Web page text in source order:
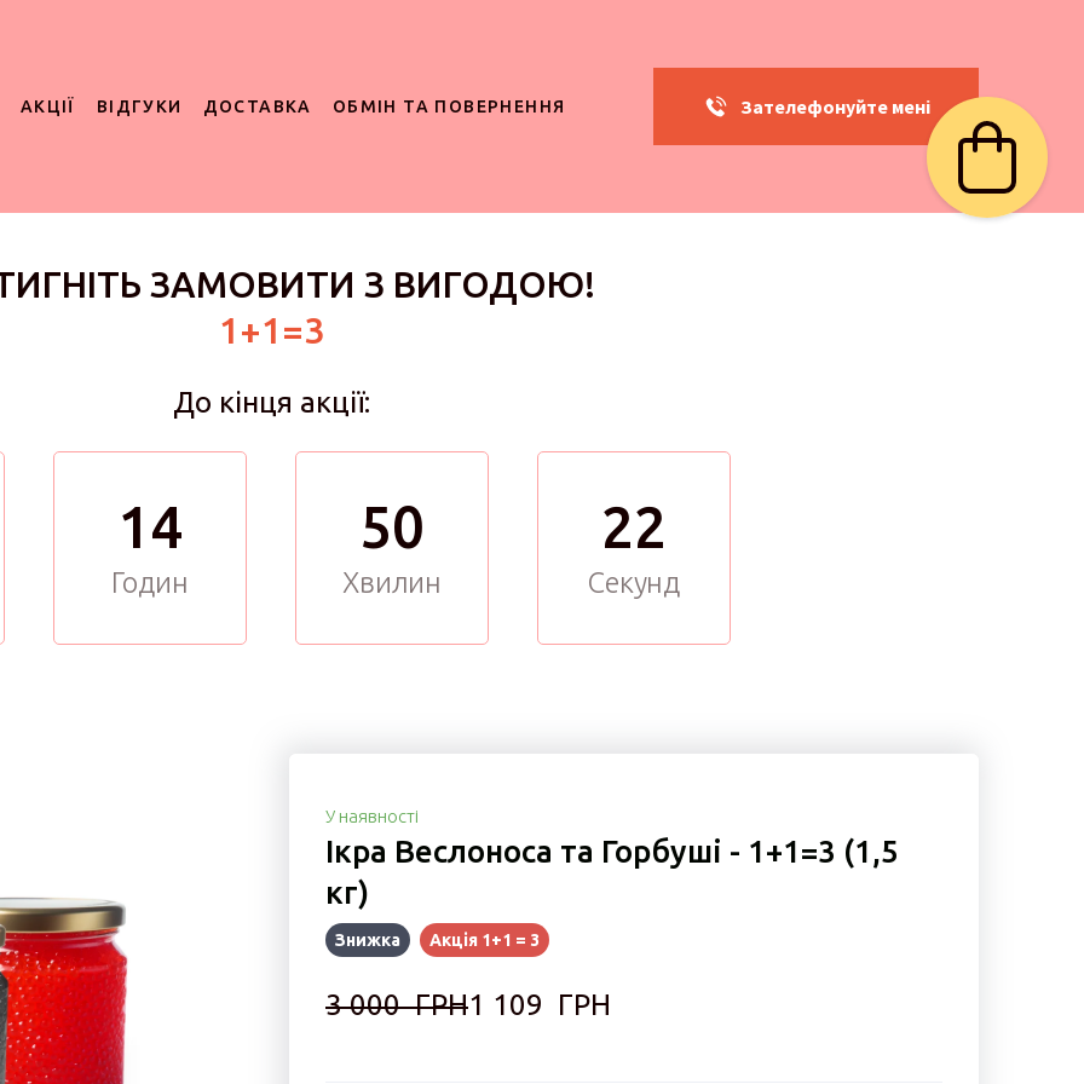
АКЦІЇ ВІДГУКИ ДОСТАВКА ОБМІН ТА ПОВЕРНЕННЯ Зателефонуйте мені
ЗАМОВИТИ З ВИГОДОЮ!
1+1=3
До кінця акції:
14
Годин
50
Хвилин
22
Секунд
У наявності
Ікра Веслоноса та Горбуші - 1+1=3 (1,5
кг)
Знижка Акція 1+1 = 3
3 000  ГРН1 109  ГРН